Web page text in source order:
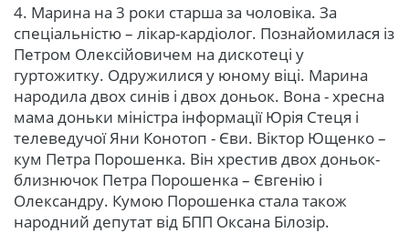
4. Марина на 3 роки старша за чоловіка. За
спеціальністю – лікар-кардіолог. Познайомилася із
Петром Олексійовичем на дискотеці у
гуртожитку. Одружилися у юному віці. Марина
народила двох синів і двох доньок. Вона - хресна
мама доньки міністра інформації Юрія Стеця і
телеведучої Яни Конотоп - Єви. Віктор Ющенко –
кум Петра Порошенка. Він хрестив двох доньок-
близнючок Петра Порошенка – Євгенію і
Олександру. Кумою Порошенка стала також
народний депутат від БПП Оксана Білозір.